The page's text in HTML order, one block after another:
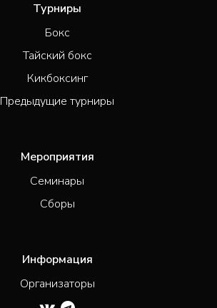
Турниры
Бокс
Тайский бокс
Кикбоксинг
Предыдущие турниры
Мероприятия
Семинары
Сборы
Информация
Организаторы